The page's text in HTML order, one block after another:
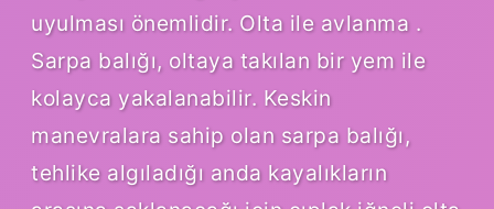
uyulması önemlidir. Olta ile avlanma .
Sarpa balığı, oltaya takılan bir yem ile
kolayca yakalanabilir. Keskin
manevralara sahip olan sarpa balığı,
tehlike algıladığı anda kayalıkların